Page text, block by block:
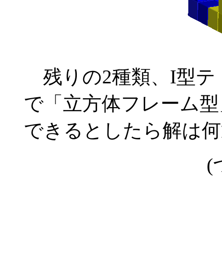
残りの2種類、I型テ
で「立方体フレーム
できるとしたら解は
(